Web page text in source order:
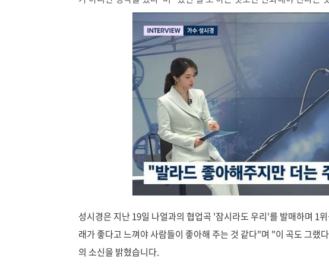
성시경은 지난 19일 나얼과의 협업곡 '잠시라도 우리'를 발매하며 1
래가 좋다고 느껴야 사람들이 좋아해 주는 것 같다"며 "이 곡도 그랬
의 소신을 밝혔습니다.